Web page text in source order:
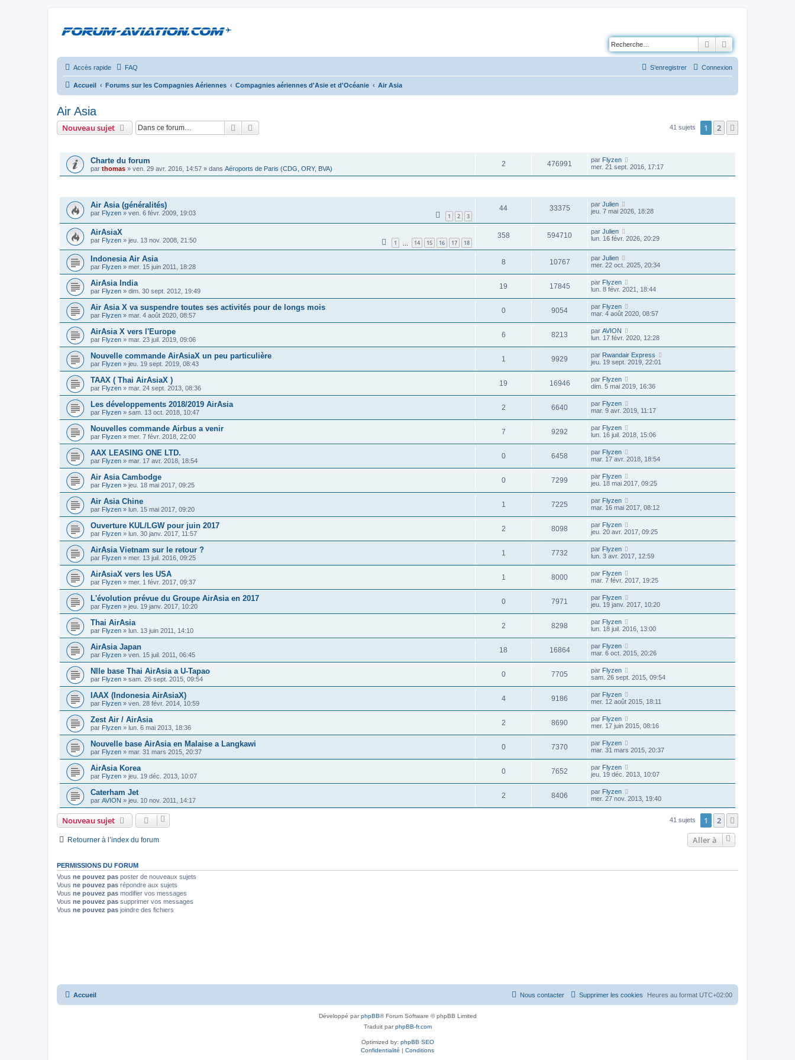
Rechercher
Accès rapide FAQ Connexion
S’enregistrer
Accueil Forums sur les Compagnies Aériennes Compagnies aériennes d'Asie et d'Océanie Air Asia
Air Asia
Nouveau sujet Rechercher 41 sujets 1 2
Charte du forum
par thomas » ven. 29 avr. 2016, 14:57 » dans Aéroports de Paris (CDG, ORY, BVA)
2 476991 par Flyzen
mer. 21 sept. 2016, 17:17
Air Asia (généralités)
par Flyzen » ven. 6 févr. 2009, 19:03 1 2 3
44 33375 par Julien
jeu. 7 mai 2026, 18:28
AirAsiaX
par Flyzen » jeu. 13 nov. 2008, 21:50 1 14 15 16 17 18
358 594710 par Julien
lun. 16 févr. 2026, 20:29
Indonesia Air Asia
par Flyzen » mer. 15 juin 2011, 18:28
8 10767 par Julien
mer. 22 oct. 2025, 20:34
AirAsia India
par Flyzen » dim. 30 sept. 2012, 19:49
19 17845 par Flyzen
lun. 8 févr. 2021, 18:44
Air Asia X va suspendre toutes ses activités pour de longs mois
par Flyzen » mar. 4 août 2020, 08:57
0 9054 par Flyzen
mar. 4 août 2020, 08:57
AirAsia X vers l'Europe
par Flyzen » mar. 23 juil. 2019, 09:06
6 8213 par AVION
lun. 17 févr. 2020, 12:28
Nouvelle commande AirAsiaX un peu particulière
par Flyzen » jeu. 19 sept. 2019, 08:43
1 9929 par Rwandair Express
jeu. 19 sept. 2019, 22:01
TAAX ( Thai AirAsiaX )
par Flyzen » mar. 24 sept. 2013, 08:36
19 16946 par Flyzen
dim. 5 mai 2019, 16:36
Les développements 2018/2019 AirAsia
par Flyzen » sam. 13 oct. 2018, 10:47
2 6640 par Flyzen
mar. 9 avr. 2019, 11:17
Nouvelles commande Airbus a venir
par Flyzen » mer. 7 févr. 2018, 22:00
7 9292 par Flyzen
lun. 16 juil. 2018, 15:06
AAX LEASING ONE LTD.
par Flyzen » mar. 17 avr. 2018, 18:54
0 6458 par Flyzen
mar. 17 avr. 2018, 18:54
Air Asia Cambodge
par Flyzen » jeu. 18 mai 2017, 09:25
0 7299 par Flyzen
jeu. 18 mai 2017, 09:25
Air Asia Chine
par Flyzen » lun. 15 mai 2017, 09:20
1 7225 par Flyzen
mar. 16 mai 2017, 08:12
Ouverture KUL/LGW pour juin 2017
par Flyzen » lun. 30 janv. 2017, 11:57
2 8098 par Flyzen
jeu. 20 avr. 2017, 09:25
AirAsia Vietnam sur le retour ?
par Flyzen » mer. 13 juil. 2016, 09:25
1 7732 par Flyzen
lun. 3 avr. 2017, 12:59
AirAsiaX vers les USA
par Flyzen » mer. 1 févr. 2017, 09:37
1 8000 par Flyzen
mar. 7 févr. 2017, 19:25
L'évolution prévue du Groupe AirAsia en 2017
par Flyzen » jeu. 19 janv. 2017, 10:20
0 7971 par Flyzen
jeu. 19 janv. 2017, 10:20
Thai AirAsia
par Flyzen » lun. 13 juin 2011, 14:10
2 8298 par Flyzen
lun. 18 juil. 2016, 13:00
AirAsia Japan
par Flyzen » ven. 15 juil. 2011, 06:45
18 16864 par Flyzen
mar. 6 oct. 2015, 20:26
Nlle base Thai AirAsia a U-Tapao
par Flyzen » sam. 26 sept. 2015, 09:54
0 7705 par Flyzen
sam. 26 sept. 2015, 09:54
IAAX (Indonesia AirAsiaX)
par Flyzen » ven. 28 févr. 2014, 10:59
4 9186 par Flyzen
mer. 12 août 2015, 18:11
Zest Air / AirAsia
par Flyzen » lun. 6 mai 2013, 18:36
2 8690 par Flyzen
mer. 17 juin 2015, 08:16
Nouvelle base AirAsia en Malaise a Langkawi
par Flyzen » mar. 31 mars 2015, 20:37
0 7370 par Flyzen
mar. 31 mars 2015, 20:37
AirAsia Korea
par Flyzen » jeu. 19 déc. 2013, 10:07
0 7652 par Flyzen
jeu. 19 déc. 2013, 10:07
Caterham Jet
par AVION » jeu. 10 nov. 2011, 14:17
2 8406 par Flyzen
mer. 27 nov. 2013, 19:40
Nouveau sujet 41 sujets 1 2
Retourner à l’index du forum Aller à
PERMISSIONS DU FORUM
Vous ne pouvez pas poster de nouveaux sujets
Vous ne pouvez pas répondre aux sujets
Vous ne pouvez pas modifier vos messages
Vous ne pouvez pas supprimer vos messages
Vous ne pouvez pas joindre des fichiers
Accueil Heures au format UTC+02:00
Supprimer les cookies
Nous contacter
Développé parphpBB® Forum Software © phpBB Limited
Traduit parphpBB-fr.com
Optimized by: phpBB SEO
Confidentialité | Conditions